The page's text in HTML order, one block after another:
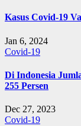
Kasus Covid-19
Jan 6, 2024
Covid-19
Di Indonesia
255 Persen
Dec 27, 2023
Covid-19